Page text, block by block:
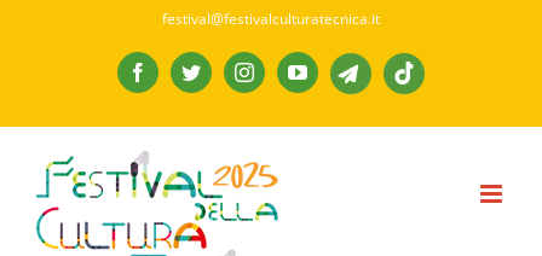
festival@festivalculturatecnica.it
FacebookTwitterInstagramYouTube
TelegramTikTok